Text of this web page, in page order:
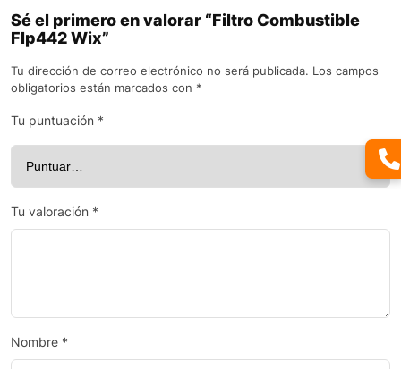
Sé el primero en valorar “Filtro Combustible
Flp442 Wix”
Tu dirección de correo electrónico no será publicada. Los campos
obligatorios están marcados con *
Tu puntuación *
Tu valoración *
Nombre *